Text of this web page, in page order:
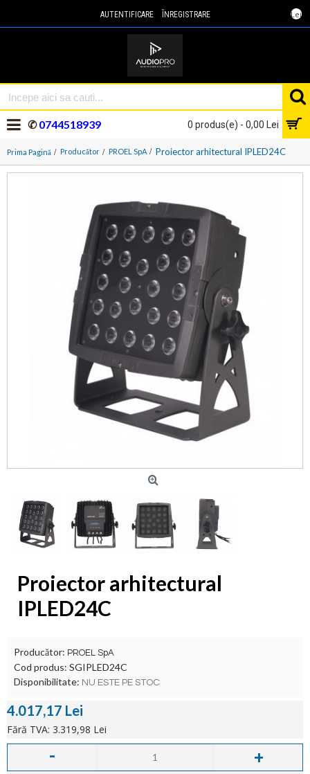
Lei
AUTENTIFICARE ÎNREGISTRARE
0 produs(e) - 0,00 Lei
✆0744518939
Prima Pagină Producător PROEL SpA Proiector arhitectural IPLED24C
Proiector arhitectural
IPLED24C
Producător: PROEL SpA
Cod produs: SGIPLED24C
Disponibilitate: NU ESTE PE STOC
4.017,17 Lei
Fără TVA: 3.319,98 Lei
- +